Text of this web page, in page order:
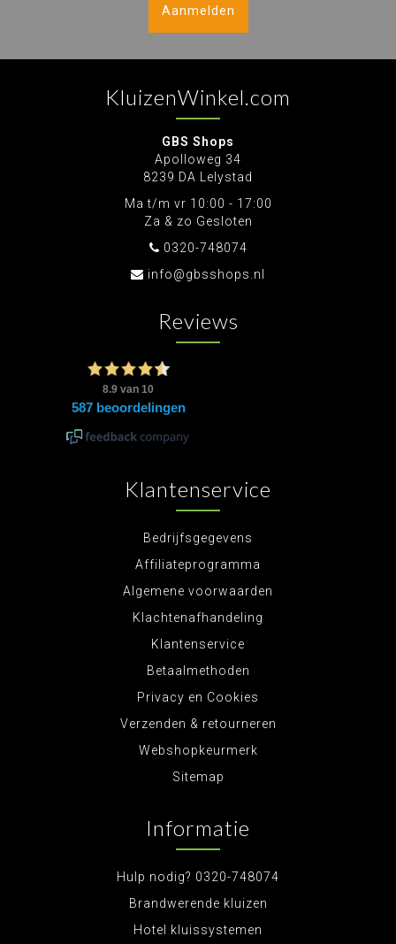
Aanmelden
KluizenWinkel.com
GBS Shops
Apolloweg 34
8239 DA Lelystad
Ma t/m vr 10:00 - 17:00
Za & zo Gesloten
0320-748074
info@gbsshops.nl
Reviews
Klantenservice
Bedrijfsgegevens
Affiliateprogramma
Algemene voorwaarden
Klachtenafhandeling
Klantenservice
Betaalmethoden
Privacy en Cookies
Verzenden & retourneren
Webshopkeurmerk
Sitemap
Informatie
Hulp nodig? 0320-748074
Brandwerende kluizen
Hotel kluissystemen